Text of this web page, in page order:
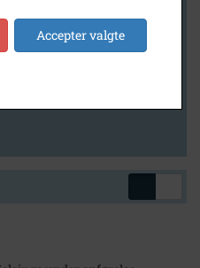
Accepter valgte